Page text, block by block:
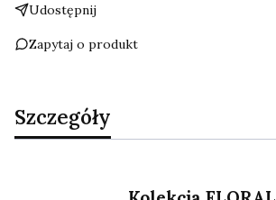
Udostępnij
Zapytaj o produkt
Szczegóły